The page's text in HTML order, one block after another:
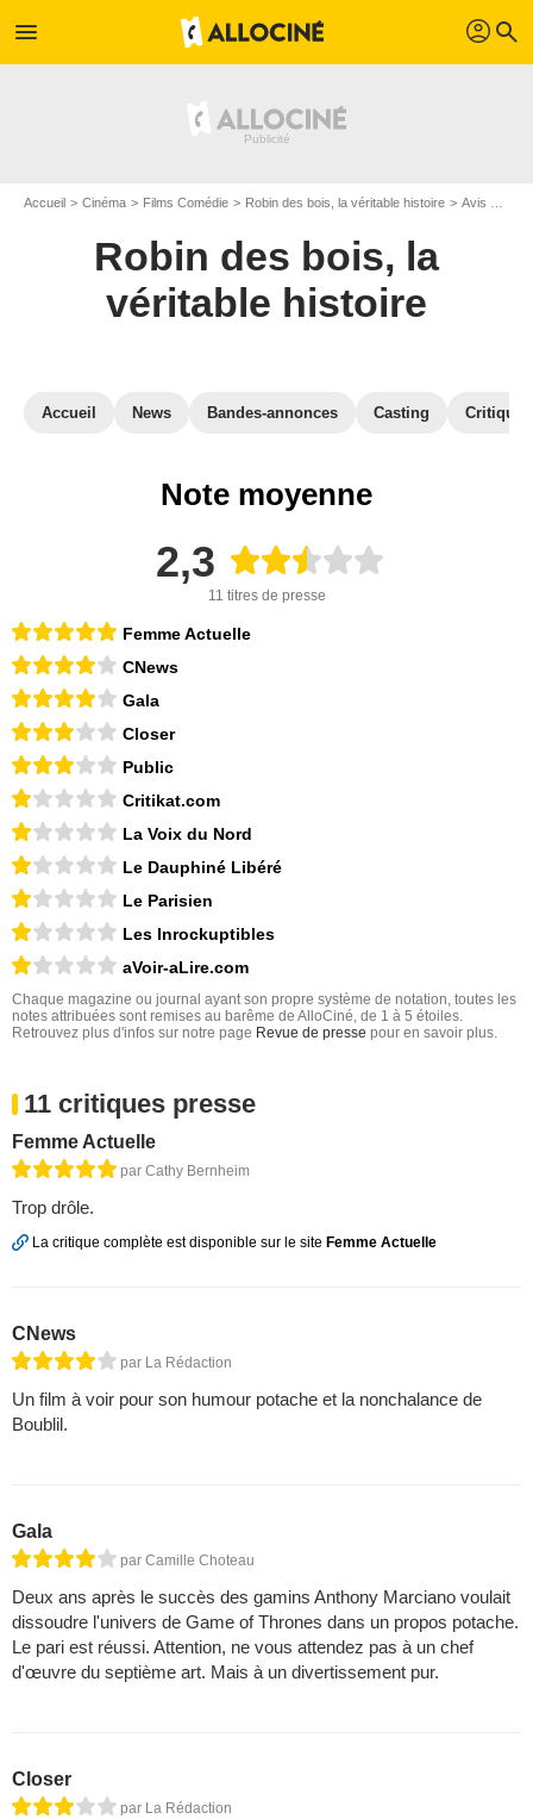
menu profil search
Accueil Cinéma Films Comédie Robin des bois, la véritable histoire Avis sur le film Robin des bois, la véritable histoire
Robin des bois, la
véritable histoire
Accueil News Bandes-annonces Casting
Note moyenne
2,3
11 titres de presse
Femme Actuelle
CNews
Gala
Closer
Public
Critikat.com
La Voix du Nord
Le Dauphiné Libéré
Le Parisien
Les Inrockuptibles
aVoir-aLire.com
Chaque magazine ou journal ayant son propre système de notation, toutes les
notes attribuées sont remises au barême de AlloCiné, de 1 à 5 étoiles.
Retrouvez plus d'infos sur notre page Revue de presse pour en savoir plus.
11 critiques presse
Femme Actuelle
par Cathy Bernheim
Trop drôle.
La critique complète est disponible sur le site Femme Actuelle
CNews
par La Rédaction
Un film à voir pour son humour potache et la nonchalance de
Boublil.
Gala
par Camille Choteau
Deux ans après le succès des gamins Anthony Marciano voulait
dissoudre l'univers de Game of Thrones dans un propos potache.
Le pari est réussi. Attention, ne vous attendez pas à un chef
d'œuvre du septième art. Mais à un divertissement pur.
Closer
par La Rédaction